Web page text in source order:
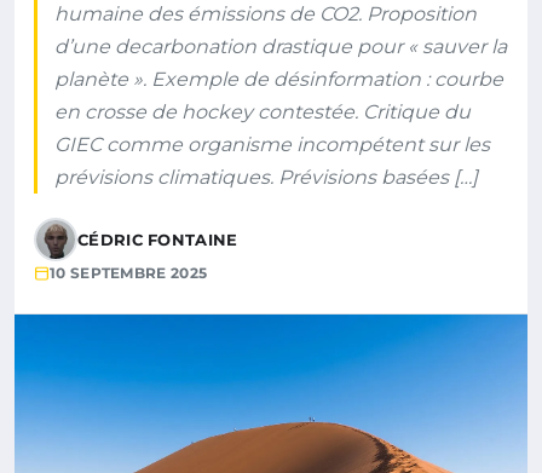
humaine des émissions de CO2. Proposition
d’une decarbonation drastique pour « sauver la
planète ». Exemple de désinformation : courbe
en crosse de hockey contestée. Critique du
GIEC comme organisme incompétent sur les
prévisions climatiques. Prévisions basées […]
CÉDRIC FONTAINE
10 SEPTEMBRE 2025